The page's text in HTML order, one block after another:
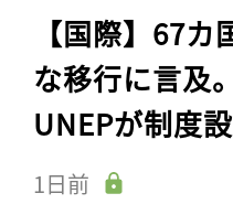
【国際】67
な移行に言及
UNEPが制度
1日前